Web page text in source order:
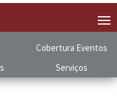
Cobertura Eventos
Serviços